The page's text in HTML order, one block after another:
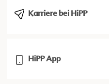
Karriere bei HiPP
HiPP App